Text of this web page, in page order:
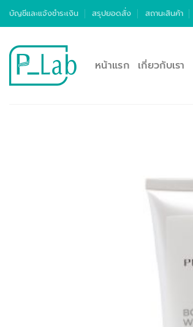
ข้าม
เนื้อหา
บัญชีและแจ้งชำระเงิน สรุปยอดสั่ง สถานะสินค้า
หน้าแรก เกี่ยวกับเรา